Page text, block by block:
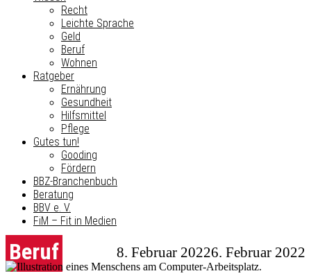
Recht
Leichte Sprache
Geld
Beruf
Wohnen
Ratgeber
Ernährung
Gesundheit
Hilfsmittel
Pflege
Gutes tun!
Gooding
Fördern
BBZ-Branchenbuch
Beratung
BBV e. V.
FiM – Fit in Medien
Beruf 6. Februar 2022
8. Februar 2022